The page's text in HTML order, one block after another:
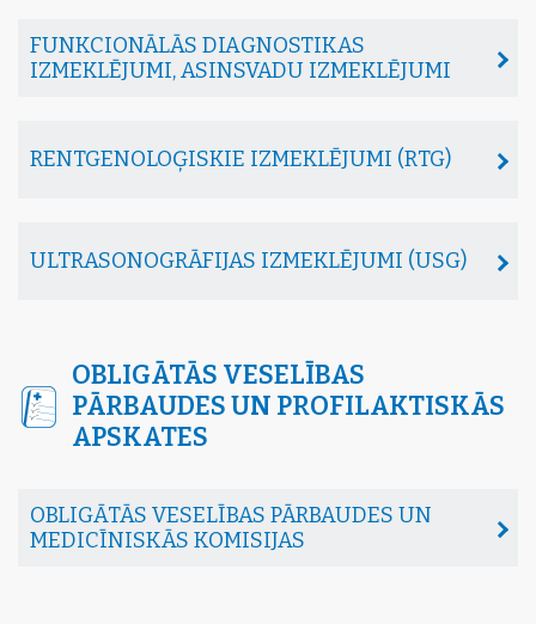
FUNKCIONĀLĀS DIAGNOSTIKAS
IZMEKLĒJUMI, ASINSVADU IZMEKLĒJUMI
RENTGENOLOĢISKIE IZMEKLĒJUMI (RTG)
ULTRASONOGRĀFIJAS IZMEKLĒJUMI (USG)
OBLIGĀTĀS VESELĪBAS
PĀRBAUDES UN PROFILAKTISKĀS
APSKATES
OBLIGĀTĀS VESELĪBAS PĀRBAUDES UN
MEDICĪNISKĀS KOMISIJAS